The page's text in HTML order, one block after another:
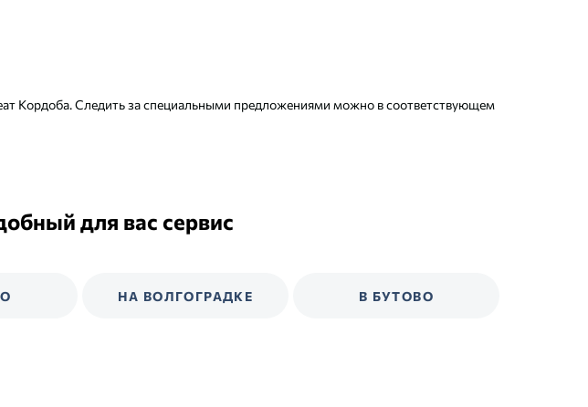
Кордоба. Следить за специальными предложениями можно в соответствующем
для вас сервис
НА ВОЛГОГРАДКЕ В БУТОВО